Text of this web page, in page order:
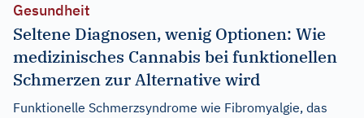
Gesundheit
Seltene Diagnosen, wenig Optionen: Wie
medizinisches Cannabis bei funktionellen
Schmerzen zur Alternative wird
Funktionelle Schmerzsyndrome wie Fibromyalgie, das